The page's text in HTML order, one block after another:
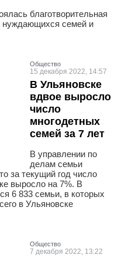
благотворительная
нуждающихся семей и
Общество
15 декабря 2022, 14:57
В Ульяновске
вдвое выросло
число
многодетных
семей за 7 лет
В управлении по
делам семьи
за текущий год число
выросло на 7%. В
6 833 семьи, в которых
в Ульяновске
Общество
7 декабря 2022, 13:22